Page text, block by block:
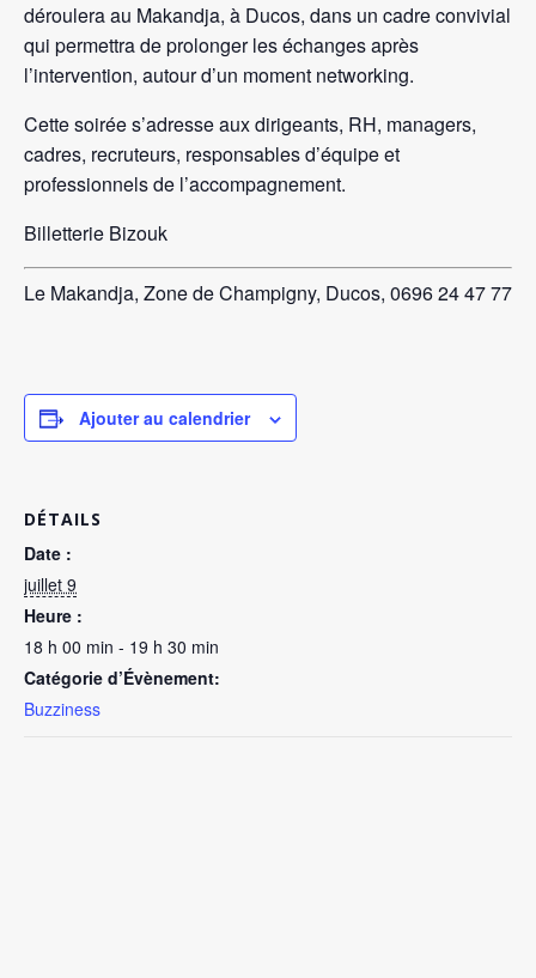
déroulera au Makandja, à Ducos, dans un cadre convivial
qui permettra de prolonger les échanges après
l’intervention, autour d’un moment networking.
Cette soirée s’adresse aux dirigeants, RH, managers,
cadres, recruteurs, responsables d’équipe et
professionnels de l’accompagnement.
Billetterie Bizouk
Le Makandja, Zone de Champigny, Ducos, 0696 24 47 77
Ajouter au calendrier
DÉTAILS
Date :
juillet 9
Heure :
18 h 00 min - 19 h 30 min
Catégorie d’Évènement:
Buzziness